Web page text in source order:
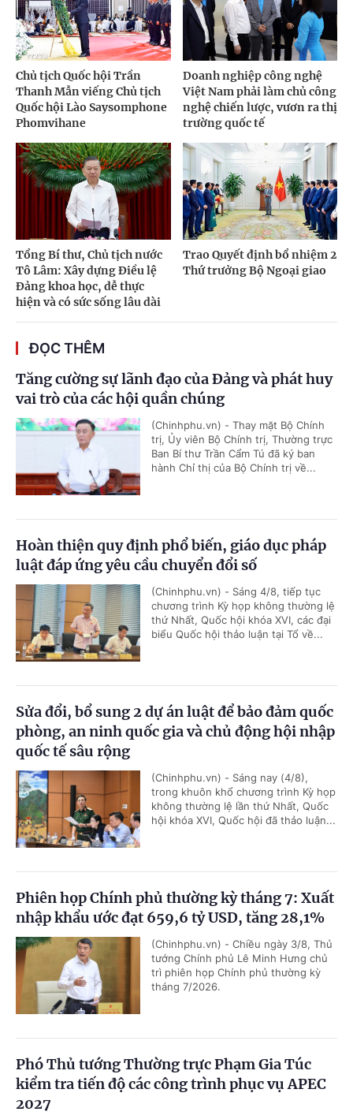
Chủ tịch Quốc hội Trần
Thanh Mẫn viếng Chủ tịch
Quốc hội Lào Saysomphone
Phomvihane
Doanh nghiệp công nghệ
Việt Nam phải làm chủ công
nghệ chiến lược, vươn ra thị
trường quốc tế
Tổng Bí thư, Chủ tịch nước
Tô Lâm: Xây dựng Điều lệ
Đảng khoa học, dễ thực
hiện và có sức sống lâu dài
Trao Quyết định bổ nhiệm 2
Thứ trưởng Bộ Ngoại giao
ĐỌC THÊM
Tăng cường sự lãnh đạo của Đảng và phát huy
vai trò của các hội quần chúng
(Chinhphu.vn) - Thay mặt Bộ Chính
trị, Ủy viên Bộ Chính trị, Thường trực
Ban Bí thư Trần Cẩm Tú đã ký ban
hành Chỉ thị của Bộ Chính trị về...
Hoàn thiện quy định phổ biến, giáo dục pháp
luật đáp ứng yêu cầu chuyển đổi số
(Chinhphu.vn) - Sáng 4/8, tiếp tục
chương trình Kỳ họp không thường lệ
thứ Nhất, Quốc hội khóa XVI, các đại
biểu Quốc hội thảo luận tại Tổ về...
Sửa đổi, bổ sung 2 dự án luật để bảo đảm quốc
phòng, an ninh quốc gia và chủ động hội nhập
quốc tế sâu rộng
(Chinhphu.vn) - Sáng nay (4/8),
trong khuôn khổ chương trình Kỳ họp
không thường lệ lần thứ Nhất, Quốc
hội khóa XVI, Quốc hội đã thảo luận...
Phiên họp Chính phủ thường kỳ tháng 7: Xuất
nhập khẩu ước đạt 659,6 tỷ USD, tăng 28,1%
(Chinhphu.vn) - Chiều ngày 3/8, Thủ
tướng Chính phủ Lê Minh Hưng chủ
trì phiên họp Chính phủ thường kỳ
tháng 7/2026.
Phó Thủ tướng Thường trực Phạm Gia Túc
kiểm tra tiến độ các công trình phục vụ APEC
2027